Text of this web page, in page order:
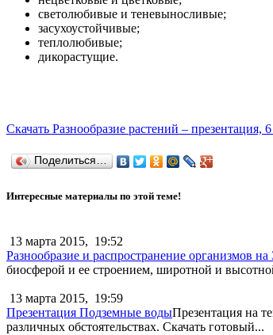
светолюбивые и теневыносливые;
засухоустойчивые;
теплолюбивые;
дикорастущие.
Скачать Разнообразие растений – презентация,
Поделиться…
Интересные материалы по этой теме!
13 марта 2015, 19:52
Разнообразие и распространение организмов на
биосферой и ее строением, широтной и
13 марта 2015, 19:59
Презентация Подземные водыПрезентация на
различных обстоятельствах. Скачать готовый...